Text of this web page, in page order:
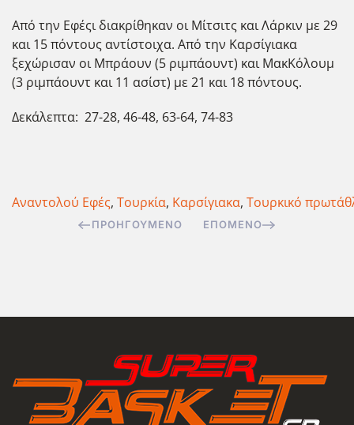
Από την Εφέςι διακρίθηκαν οι Μίτσιτς και Λάρκιν με 29
και 15 πόντους αντίστοιχα. Από την Καρσίγιακα
ξεχώρισαν οι Μπράουν (5 ριμπάουντ) και ΜακΚόλουμ
(3 ριμπάουντ και 11 ασίστ) με 21 και 18 πόντους.
Δεκάλεπτα: 27-28, 46-48, 63-64, 74-83
Αναντολού Εφές, Τουρκία, Καρσίγιακα, Τουρκικό
ΠΡΟΗΓΟΎΜΕΝΟ ΕΠΌΜΕΝΟ